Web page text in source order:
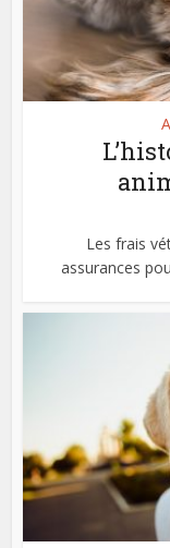
Les frais
assurances